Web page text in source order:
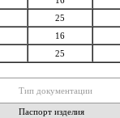
25
16
25
Тип документации
Паспорт изделия